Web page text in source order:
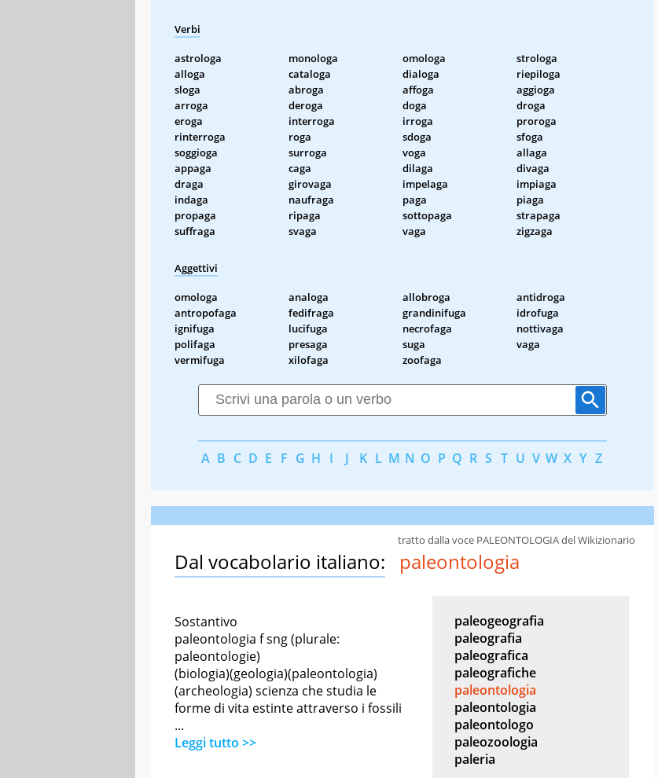
Verbi
astrologa monologa omologa
strologa
alloga
cataloga dialoga
riepiloga
sloga
abroga affoga
aggioga
arroga
deroga doga
droga
eroga
interroga irroga
proroga
rinterroga
roga sdoga
sfoga
soggioga
surroga voga
allaga
appaga
caga dilaga
divaga
draga
girovaga impelaga
impiaga
indaga
naufraga paga
piaga
propaga
ripaga sottopaga
strapaga
suffraga
svaga vaga zigzaga
Aggettivi
omologa analoga allobroga
antidroga
antropofaga
fedifraga grandinifuga
idrofuga
ignifuga
lucifuga necrofaga
nottivaga
polifaga
presaga suga
vaga
vermifuga
xilofaga zoofaga
A B C D E F G H I J K L M N O P Q R S T U V W X Y Z
Dal vocabolario italiano: paleontologia
tratto dalla voce PALEONTOLOGIA del Wikizionario
Sostantivo
paleontologia f sng (plurale:
paleontologie)
(biologia)(geologia)(paleontologia)
(archeologia) scienza che studia le
forme di vita estinte attraverso i fossili
...
Leggi tutto >>
paleogeografia
paleografia
paleografica
paleografiche
paleontologia
paleontologia
paleontologo
paleozoologia
paleria